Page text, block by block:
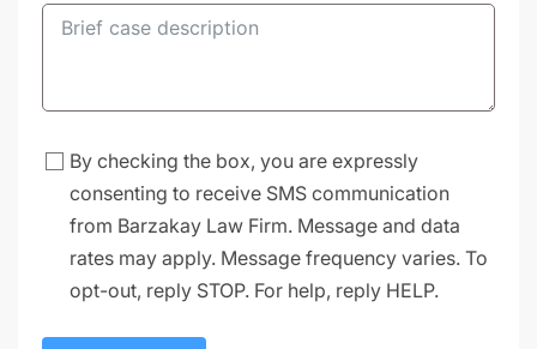
By checking the box, you are expressly
consenting to receive SMS communication
from Barzakay Law Firm. Message and data
rates may apply. Message frequency varies. To
opt-out, reply STOP. For help, reply HELP.